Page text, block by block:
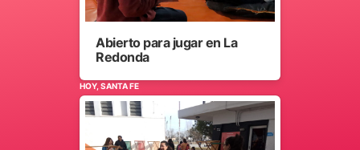
Abierto para jugar en La
Redonda
HOY, SANTA FE